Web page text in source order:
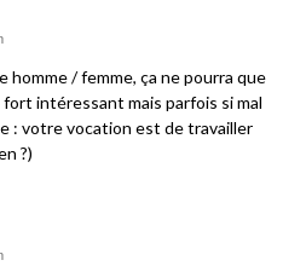
homme / femme, ça ne pourra que
intéressant mais parfois si mal
: votre vocation est de travailler
?)